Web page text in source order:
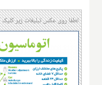
لطفا روی عکس تبلیغات زیر کلیک